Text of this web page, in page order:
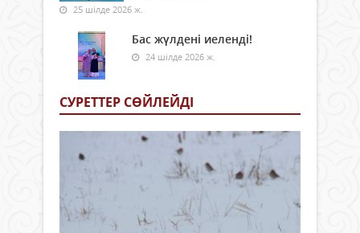
25 шілде 2026 ж.
Бас жүлдені иеленді!
24 шілде 2026 ж.
СУРЕТТЕР СӨЙЛЕЙДI